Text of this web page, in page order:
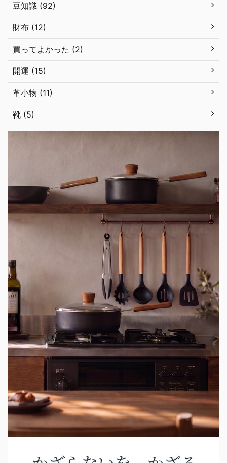
豆知識 (92)
財布 (12)
買ってよかった (2)
開運 (15)
革小物 (11)
靴 (5)